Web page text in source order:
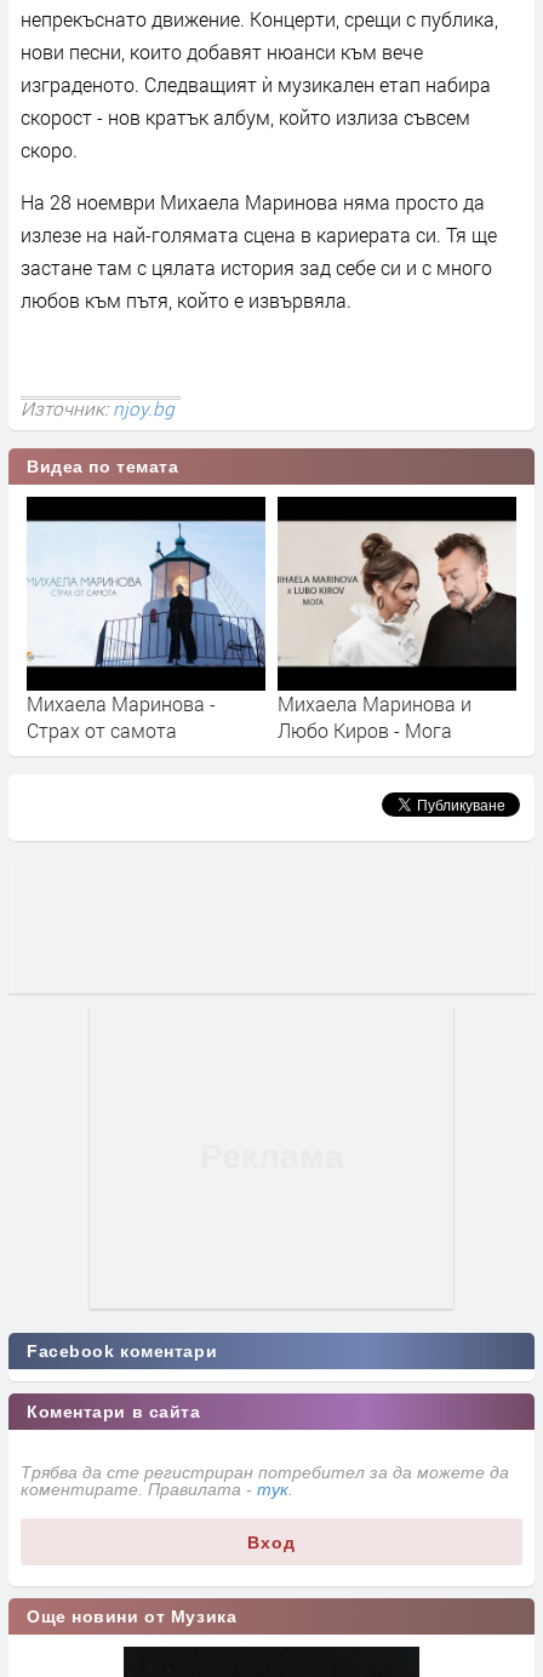
непрекъснато движение. Концерти, срещи с публика,
нови песни, които добавят нюанси към вече
изграденото. Следващият ѝ музикален етап набира
скорост - нов кратък албум, който излиза съвсем
скоро.
На 28 ноември Михаела Маринова няма просто да
излезе на най-голямата сцена в кариерата си. Тя ще
застане там с цялата история зад себе си и с много
любов към пътя, който е извървяла.
Източник:njoy.bg
Видеа по темата
Михаела Маринова -
Страх от самота
Михаела Маринова и
Любо Киров - Мога
Facebook коментари
Коментари в сайта
Трябва да сте регистриран потребител за да можете да
коментирате. Правилата - тук
Вход
Още новини от Музика